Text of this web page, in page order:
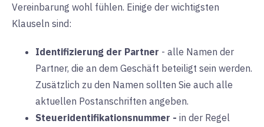
Vereinbarung wohl fühlen. Einige der wichtigsten
Klauseln sind:
Identifizierung der Partner - alle Namen der
Partner, die an dem Geschäft beteiligt sein werden.
Zusätzlich zu den Namen sollten Sie auch alle
aktuellen Postanschriften angeben.
Steueridentifikationsnummer - in der Regel